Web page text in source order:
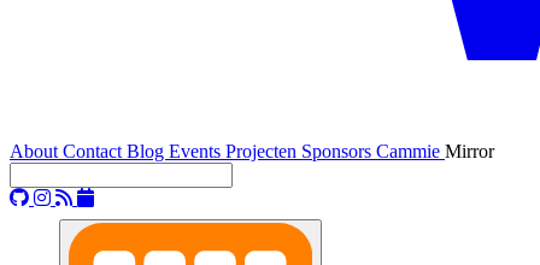
About Contact Blog Events Projecten Sponsors Cammie Mirror